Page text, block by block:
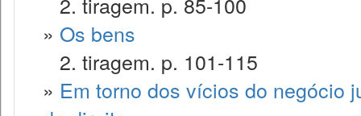
» Os bens
2. tiragem. p. 101-115
» Em torno dos vícios do negócio